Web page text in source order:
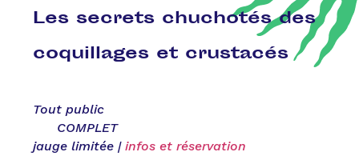
Les secrets chuchotés des
coquillages et crustacés
Tout public
COMPLET
jauge limitée |infos et réservation